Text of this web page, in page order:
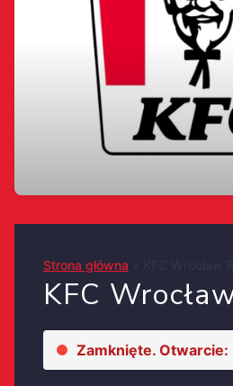
Strona główna
KFC
Zamknięte.